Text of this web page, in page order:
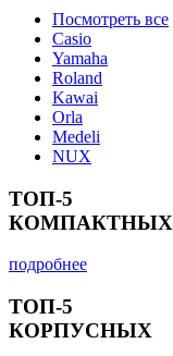
Посмотреть все
Casio
Yamaha
Roland
Kawai
Orla
Medeli
NUX
ТОП-5
КОМПАКТНЫХ
подробнее
ТОП-5
КОРПУСНЫХ